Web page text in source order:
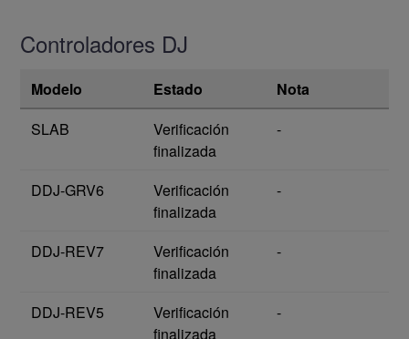
Controladores DJ
Modelo Estado
Nota
SLAB
Verificación
finalizada
-
DDJ-GRV6
Verificación
finalizada
-
DDJ-REV7
Verificación
finalizada
-
DDJ-REV5
Verificación
finalizada
-